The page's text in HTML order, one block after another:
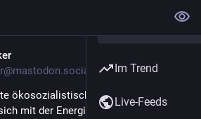
ökosozialistische Pamphlet "Manager
Im Trend
Live-Feeds